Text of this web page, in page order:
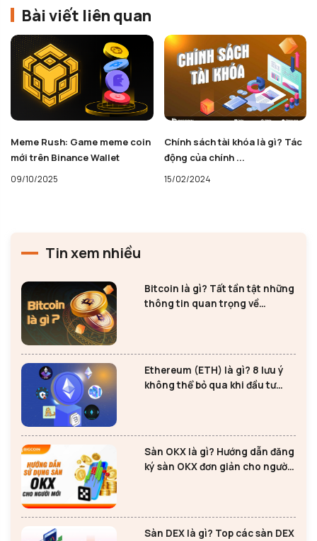
Bài viết liên quan
Meme Rush: Game meme coin
mới trên Binance Wallet
09/10/2025
Chính sách tài khóa là gì? Tác
động của chính ...
15/02/2024
Tin xem nhiều
Bitcoin là gì? Tất tần tật những
thông tin quan trọng về
Ethereum (ETH) là gì? 8 lưu ý
không thể bỏ qua khi đầu tư
Sàn OKX là gì? Hướng dẫn đăng
ký sàn OKX đơn giản cho người
Sàn DEX là gì? Top các sàn DEX